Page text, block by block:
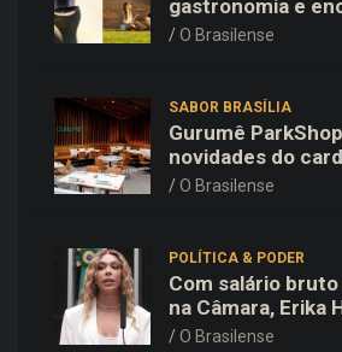
gastronomia e
Vinícola Brasília
O Brasilense
SABOR BRASÍLIA
Gurumê
novidades do
25% de desconto
O Brasilense
POLÍTICA & PODER
Com salário bruto
na Câmara, Erika
patrimônio de R$
O Brasilense